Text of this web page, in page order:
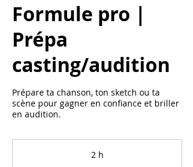
Formule pro |
Prépa
casting/audition
Prépare ta chanson, ton sketch ou ta
scène pour gagner en confiance et briller
en audition.
2 h